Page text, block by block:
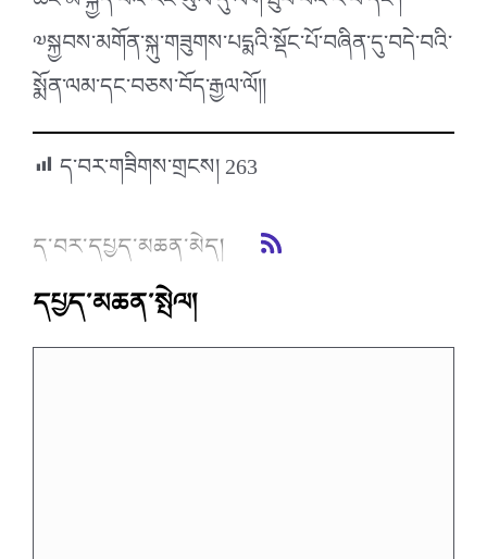
༧སྐྱབས་མགོན་སྐུ་གཟུགས་པདྨའི་སྡོང་པོ་བཞིན་དུ་བདེ་བའི་
སྨོན་ལམ་དང་བཅས་བོད་རྒྱལ་ལོ།།
ད་བར་གཟིགས་གྲངས།263
ད་བར་དཔྱད་མཆན་མེད།
དཔྱད་མཆན་སྤེལ།